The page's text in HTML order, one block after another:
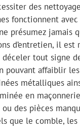
des
fonctionnent
présumez
d’entretien, il
tout signe
pouvant affaiblir
métalliques
en
des pièces
que le comble,